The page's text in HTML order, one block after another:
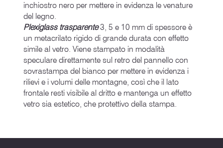
inchiostro nero per mettere in evidenza le venature
del legno.
Plexiglass trasparente3, 5 e 10 mm di spessore è
un metacrilato rigido di grande durata con effetto
simile al vetro. Viene stampato in modalità
speculare direttamente sul retro del pannello con
sovrastampa del bianco per mettere in evidenza i
rilievi e i volumi delle montagne, così che il lato
frontale resti visibile al dritto e mantenga un effetto
vetro sia estetico, che protettivo della stampa.